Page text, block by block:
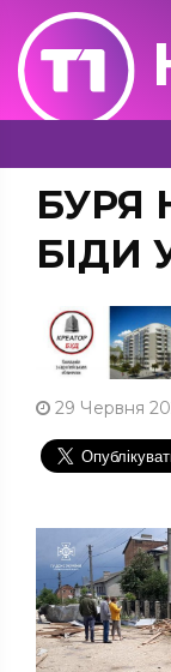
БУРЯ
БІДИ
29 Червня